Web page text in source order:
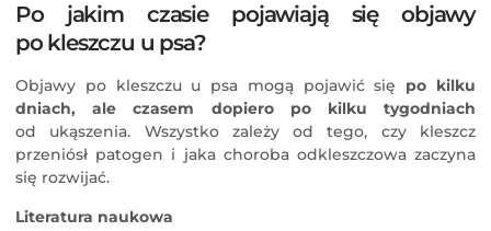
Po jakim czasie pojawiają się objawy
po kleszczu u psa?
Objawy po kleszczu u psa mogą pojawić się po kilku
dniach, ale czasem dopiero po kilku tygodniach
od ukąszenia. Wszystko zależy od tego, czy kleszcz
przeniósł patogen i jaka choroba odkleszczowa zaczyna
się rozwijać.
Literatura naukowa